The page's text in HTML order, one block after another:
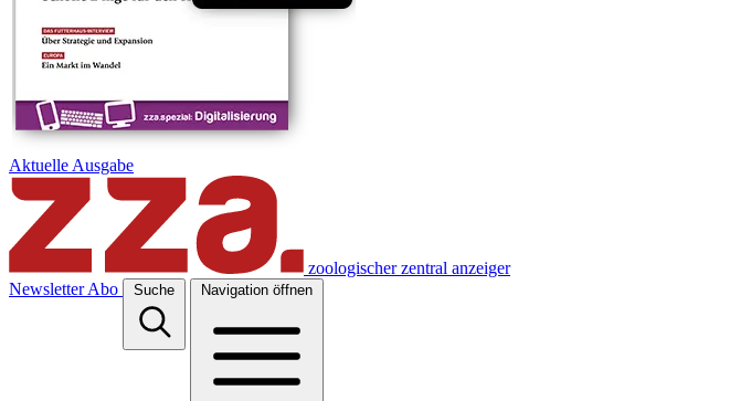
Aktuelle Ausgabe
zoologischer zentral anzeiger
Newsletter Abo Suche Navigation öffnen